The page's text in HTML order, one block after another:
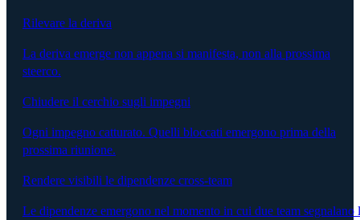
Rilevare la deriva
La deriva emerge non appena si manifesta, non alla prossima
steerco.
Chiudere il cerchio sugli impegni
Ogni impegno catturato. Quelli bloccati emergono prima della
prossima riunione.
Rendere visibili le dipendenze cross-team
Le dipendenze emergono nel momento in cui due team segnalano